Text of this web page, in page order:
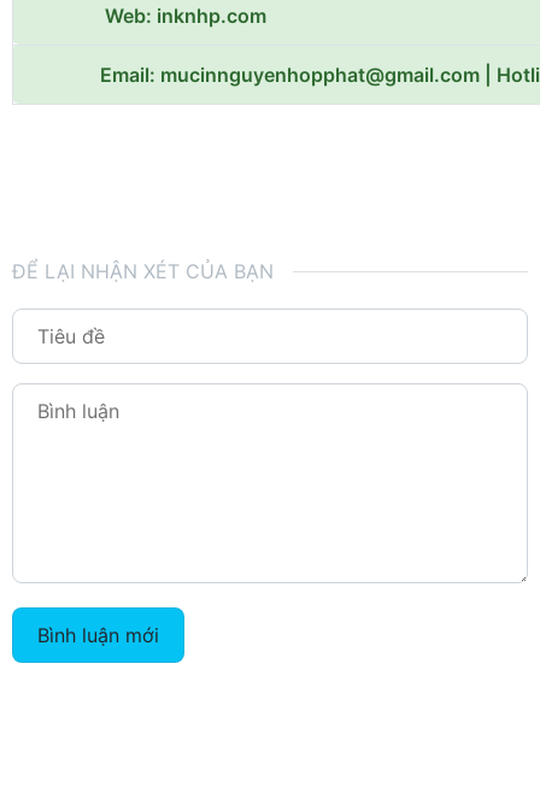
Web: inknhp.com
Email: mucinnguyenhopphat@gmail.com |
ĐỂ LẠI NHẬN XÉT CỦA BẠN
Bình luận mới